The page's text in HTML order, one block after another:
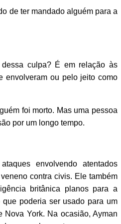
de ter mandado alguém para a
culpa? É em relação às
envolveram ou pelo jeito como
foi morto. Mas uma pessoa
por um longo tempo.
envolvendo atentados
contra civis. Ele também
britânica planos para a
poderia ser usado para um
Nova York. Na ocasião, Ayman